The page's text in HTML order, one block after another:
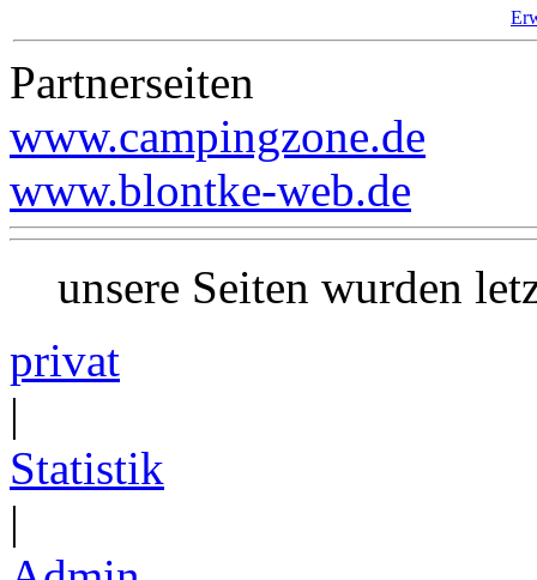
Partnerseiten
www.campingzone.de
www.blontke-web.de
unsere Seiten wurden
privat
|
Statistik
|